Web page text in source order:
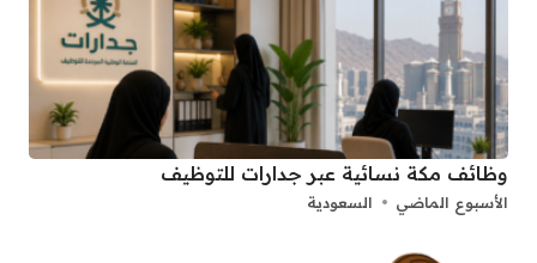
وظائف مكة نسائية عبر جدارات للتوظيف
الأسبوع الماضي السعودية